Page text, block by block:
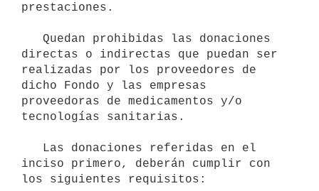
prestaciones.
directas o indirectas que puedan ser
realizadas por los proveedores de
dicho Fondo y las empresas
proveedoras de medicamentos y/o
tecnologías sanitarias.
inciso primero, deberán cumplir con
los siguientes requisitos: